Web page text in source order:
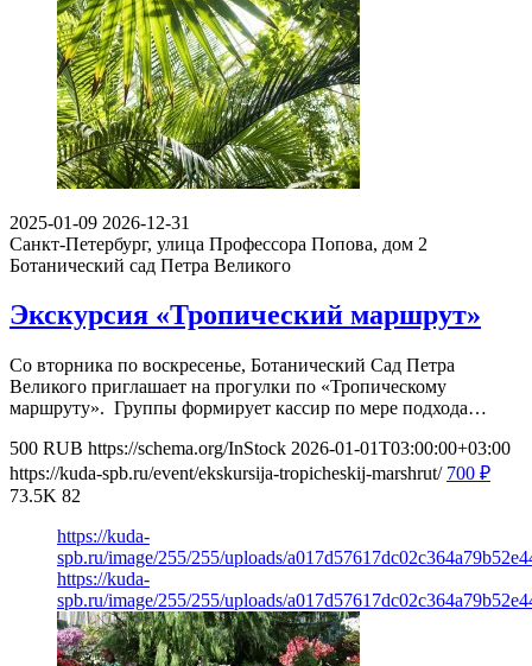
2025-01-09 2026-12-31
Санкт-Петербург, улица Профессора Попова, дом 2
Ботанический сад Петра Великого
Экскурсия «Тропический маршрут»
Со вторника по воскресенье, Ботанический Сад Петра
Великого приглашает на прогулки по «Тропическому
маршруту». Группы формирует кассир по мере подхода…
500 RUB https://schema.org/InStock 2026-01-01T03:00:00+03:00
https://kuda-spb.ru/event/ekskursija-tropicheskij-marshrut/ 700 ₽
73.5K 82
https://kuda-
spb.ru/image/255/255/uploads/
https://kuda-
spb.ru/image/255/255/uploads/